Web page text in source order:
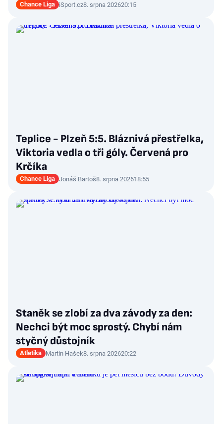
Chance Liga iSport.cz8. srpna 202620:15
Teplice - Plzeň 5:5. Bláznivá přestřelka,
Viktoria vedla o tři góly. Červená pro
Krčíka
Chance Liga Jonáš Bartoš8. srpna 202618:55
Staněk se zlobí za dva závody za den:
Nechci být moc sprostý. Chybí nám
styčný důstojník
Atletika Martin Hašek8. srpna 202620:22